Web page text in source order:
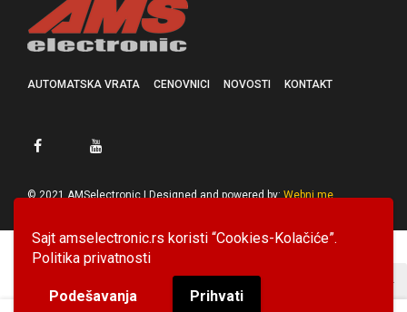
Sajt amselectronic.rs koristi “Cookies-Kolačiće”.
Politika privatnosti
Podešavanja Prihvati
AUTOMATSKA VRATA CENOVNICI NOVOSTI KONTAKT
© 2021 AMSelectronic | Designed and powered by:Webni.me